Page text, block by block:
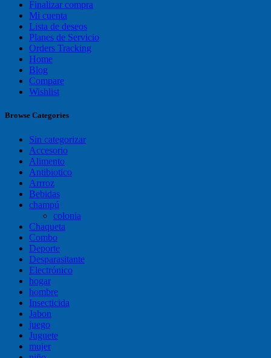
Finalizar compra
Mi cuenta
Lista de deseos
Planes de Servicio
Orders Tracking
Home
Blog
Compare
Wishlist
Browse Categories
Sin categorizar
Accesorio
Alimento
Antibiotico
Arrroz
Bebidas
champú
colonia
Chaqueta
Combo
Deporte
Desparasitante
Electrónico
hogar
hombre
Insecticida
Jabon
juego
Juguete
mujer